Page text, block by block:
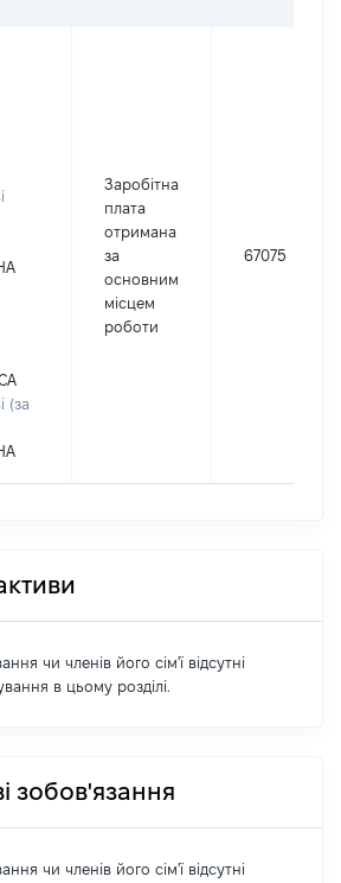
(за
Заробітна
плата
отримана
за
основним
місцем
роботи
67075
чи членів його сім'ї відсутні
в цьому розділі.
зобов'язання
чи членів його сім'ї відсутні